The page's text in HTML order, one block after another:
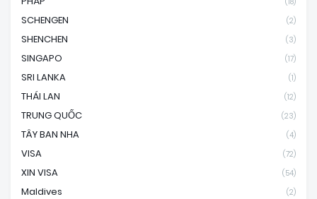
SCHENGEN (2)
SHENCHEN (3)
SINGAPO (17)
SRI LANKA (1)
THÁI LAN (12)
TRUNG QUỐC (23)
TÂY BAN NHA (4)
VISA (72)
XIN VISA (54)
Maldives (2)